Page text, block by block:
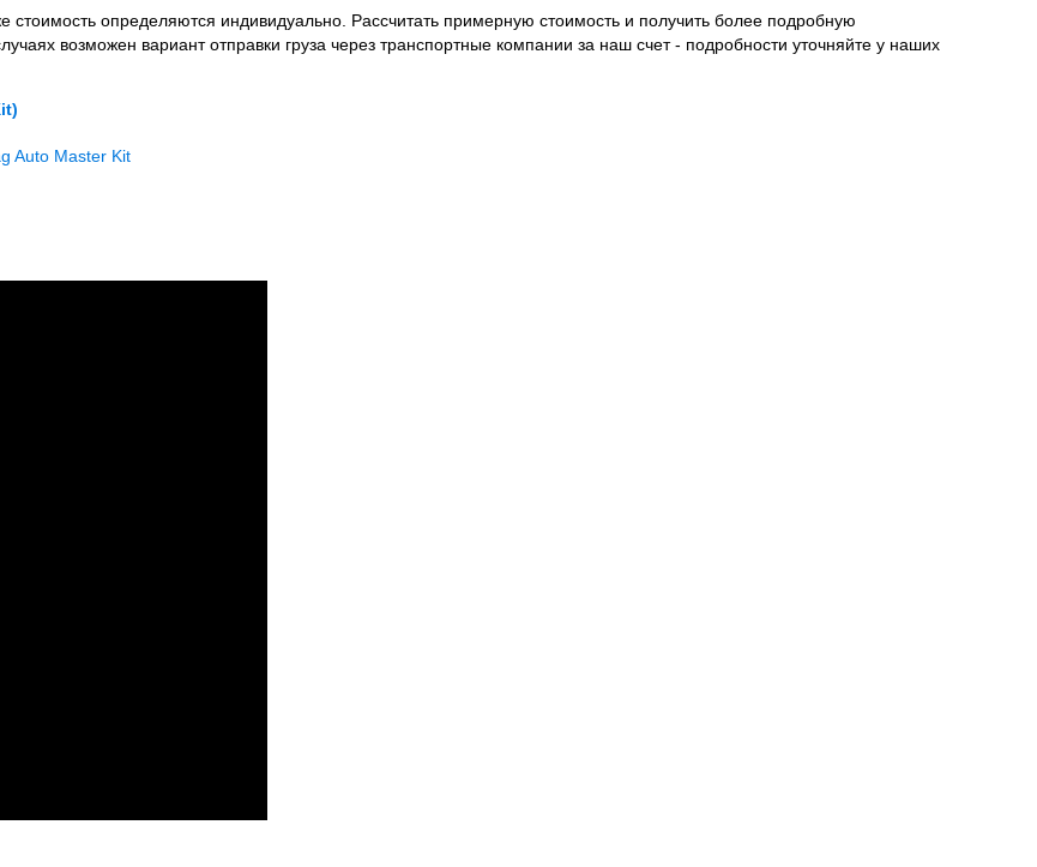
стоимость определяются индивидуально. Рассчитать примерную стоимость и получить более подробную
возможен вариант отправки груза через транспортные компании за наш счет - подробности уточняйте у наших
Auto Master Kit